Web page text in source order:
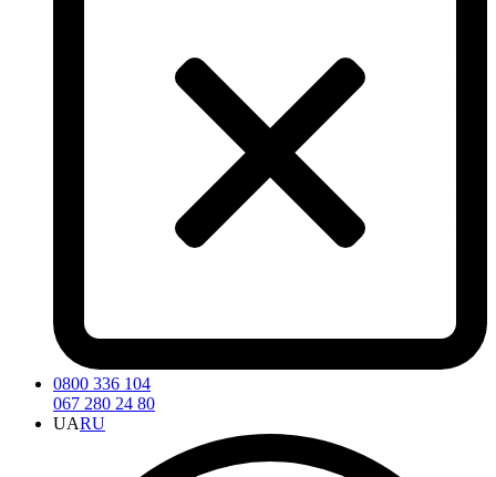
0800 336 104
067 280 24 80
UARU